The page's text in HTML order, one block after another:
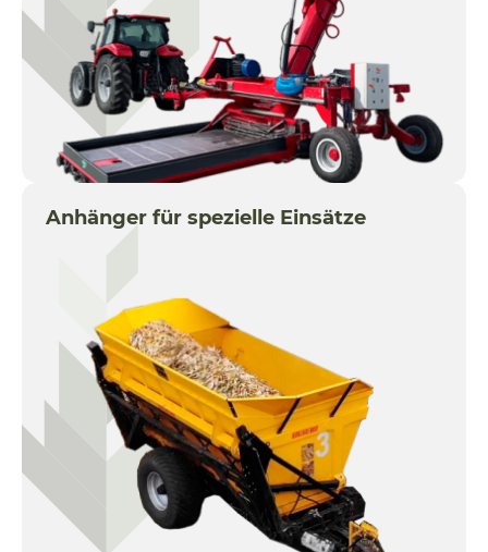
Anhänger für spezielle Einsätze